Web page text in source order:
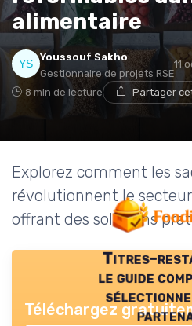
alimentaire
Youssouf Sakho
Gestionnaire de projets RSE
11
8 min de lecture Partager
Explorez comment les
révolutionnent le
offrant des solutions
Titres-
le guide
Téléchargez